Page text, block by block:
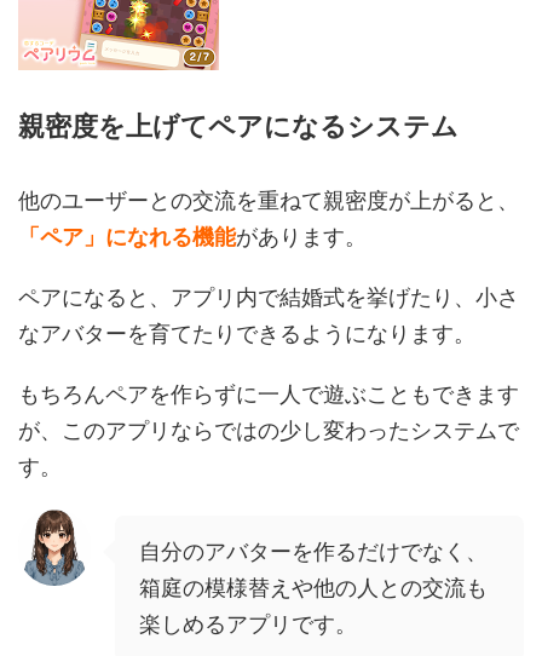
親密度を上げてペアになるシステム
他のユーザーとの交流を重ねて親密度が上がると、
「ペア」になれる機能があります。
ペアになると、アプリ内で結婚式を挙げたり、小さ
なアバターを育てたりできるようになります。
もちろんペアを作らずに一人で遊ぶこともできます
が、このアプリならではの少し変わったシステムで
す。
自分のアバターを作るだけでなく、
箱庭の模様替えや他の人との交流も
楽しめるアプリです。